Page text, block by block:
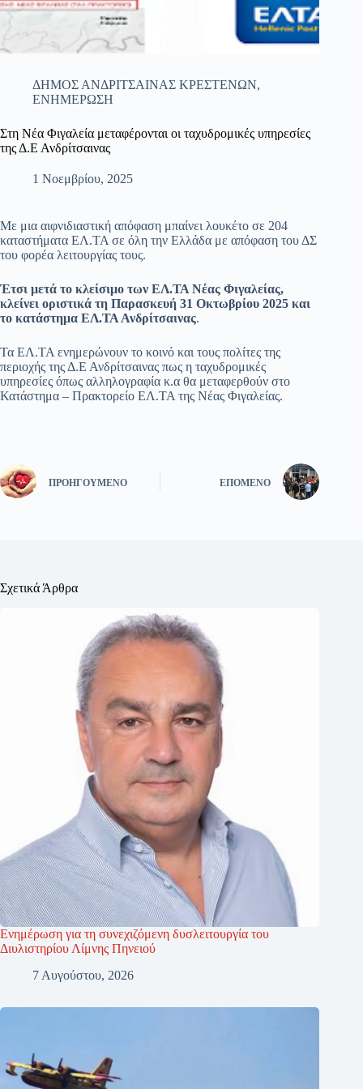
ΔΗΜΟΣ ΑΝΔΡΙΤΣΑΙΝΑΣ ΚΡΕΣΤΕΝΩΝ,
ΕΝΗΜΕΡΩΣΗ
Στη Νέα Φιγαλεία μεταφέρονται οι ταχυδρομικές υπηρεσίες
της Δ.Ε Ανδρίτσαινας
1 Νοεμβρίου, 2025
Με μια αιφνιδιαστική απόφαση μπαίνει λουκέτο σε 204
καταστήματα ΕΛ.ΤΑ σε όλη την Ελλάδα με απόφαση του ΔΣ
του φορέα λειτουργίας τους.
Έτσι μετά το κλείσιμο των ΕΛ.ΤΑ Νέας Φιγαλείας,
κλείνει οριστικά τη Παρασκευή 31 Οκτωβρίου 2025 και
το κατάστημα ΕΛ.ΤΑ Ανδρίτσαινας.
Τα ΕΛ.ΤΑ ενημερώνουν το κοινό και τους πολίτες της
περιοχής της Δ.Ε Ανδρίτσαινας πως η ταχυδρομικές
υπηρεσίες όπως αλληλογραφία κ.α θα μεταφερθούν στο
Κατάστημα – Πρακτορείο ΕΛ.ΤΑ της Νέας Φιγαλείας.
ΠΡΟΗΓΟΎΜΕΝΟ ΕΠΌΜΕΝΟ
Σχετικά Άρθρα
Ενημέρωση για τη συνεχιζόμενη δυσλειτουργία του
Διυλιστηρίου Λίμνης Πηνειού
7 Αυγούστου, 2026